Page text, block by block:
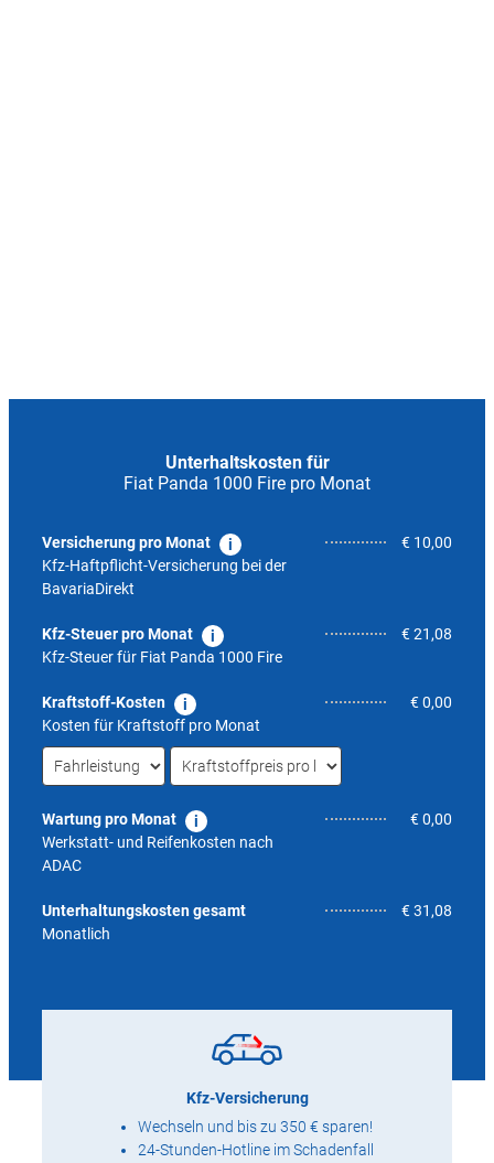
Unterhaltskosten für
Fiat Panda 1000 Fire pro Monat
Versicherung pro Monat
Kfz-Haftpflicht-Versicherung bei der
BavariaDirekt
€ 10,00
Kfz-Steuer pro Monat
Kfz-Steuer für Fiat Panda 1000 Fire
€ 21,08
Kraftstoff-Kosten
Kosten für Kraftstoff pro Monat
€ 0,00
Wartung pro Monat
Werkstatt- und Reifenkosten nach
ADAC
€ 0,00
Unterhaltungskosten gesamt
Monatlich
€ 31,08
Kfz-Versicherung
Wechseln und bis zu 350 € sparen!
24-Stunden-Hotline im Schadenfall